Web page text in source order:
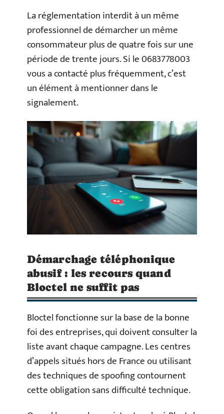
La réglementation interdit à un même
professionnel de démarcher un même
consommateur plus de quatre fois sur une
période de trente jours. Si le 0683778003
vous a contacté plus fréquemment, c’est
un élément à mentionner dans le
signalement.
Démarchage téléphonique
abusif : les recours quand
Bloctel ne suffit pas
Bloctel fonctionne sur la base de la bonne
foi des entreprises, qui doivent consulter la
liste avant chaque campagne. Les centres
d’appels situés hors de France ou utilisant
des techniques de spoofing contournent
cette obligation sans difficulté technique.